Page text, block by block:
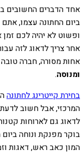
אחד הדברים החשובים
ביום החתונה עצמו, אתם
ופשוט לא יהיה לכם זמן
אחר צריך לדאוג לזה
אחות מסורה, חברה טובה
ומנוסה.
בחירת קייטרינג לחתונה
המרכזי, אבל חשוב לדעת
לדאוג גם לארוחות
בוקר מפנקת ונוחה
המון כאב ראש, דאגות